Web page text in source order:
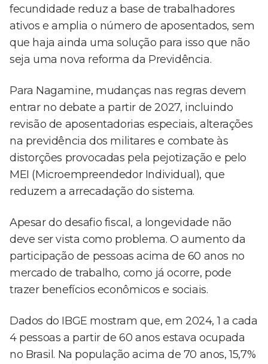
fecundidade reduz a base de trabalhadores
ativos e amplia o número de aposentados, sem
que haja ainda uma solução para isso que não
seja uma nova reforma da Previdência.
Para Nagamine, mudanças nas regras devem
entrar no debate a partir de 2027, incluindo
revisão de aposentadorias especiais, alterações
na previdência dos militares e combate às
distorções provocadas pela pejotização e pelo
MEI (Microempreendedor Individual), que
reduzem a arrecadação do sistema.
Apesar do desafio fiscal, a longevidade não
deve ser vista como problema. O aumento da
participação de pessoas acima de 60 anos no
mercado de trabalho, como já ocorre, pode
trazer benefícios econômicos e sociais.
Dados do IBGE mostram que, em 2024, 1 a cada
4 pessoas a partir de 60 anos estava ocupada
no Brasil. Na população acima de 70 anos, 15,7%